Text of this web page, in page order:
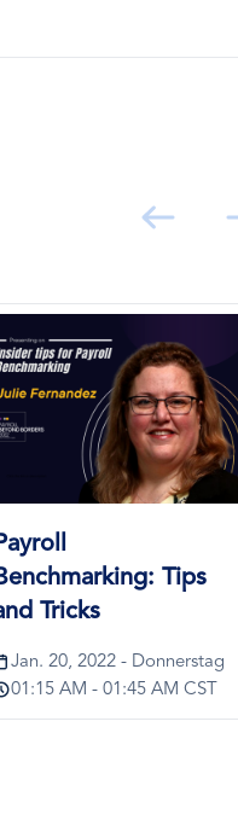
Neeyamo is
touchless
payroll a…
Jan. 20, 2022 - Donnerstag
01:15 AM - 01:45 AM CST